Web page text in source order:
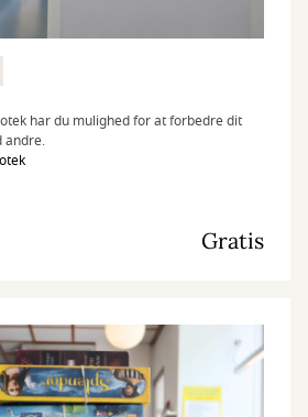
har du mulighed for at forbedre dit
andre.
Gratis